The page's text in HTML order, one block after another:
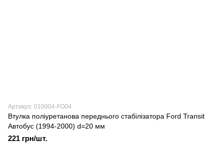
Артикул: 010004-FO04
Втулка поліуретанова переднього стабілізатора Ford Transit
Автобус (1994-2000) d=20 мм
221 грн/шт.